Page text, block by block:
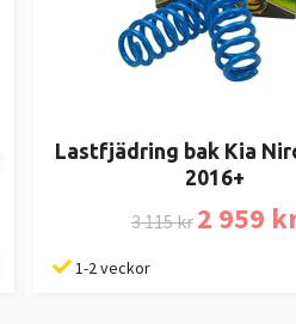
Lastfjädring bak Kia
2016+
3 115 kr 2 959
1-2 veckor